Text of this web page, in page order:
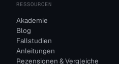
RESSOURCEN
Akademie
Blog
Fallstudien
Anleitungen
Rezensionen & Vergleiche